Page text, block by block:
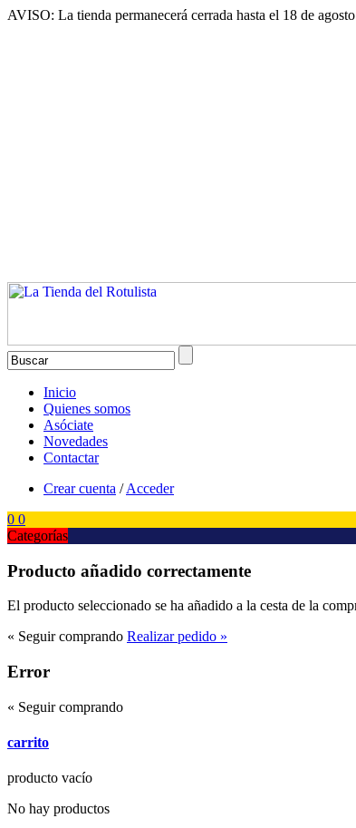
AVISO: La tienda permanecerá cerrada hasta el 18 de
Inicio
Quienes somos
Asóciate
Novedades
Contactar
Crear cuenta /Acceder
0 0
Categorías
Producto añadido correctamente
El producto seleccionado se ha añadido a la cesta de la
« Seguir comprando Realizar pedido »
Error
« Seguir comprando
carrito
producto vacío
No hay productos